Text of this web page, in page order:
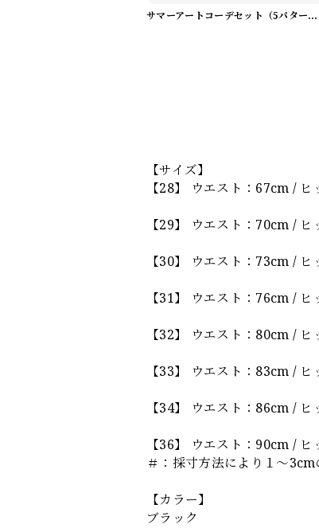
サマーアートコーデセット（5パターン） M1048
【サイズ】
【28】 ウエスト：67cm /
【29】 ウエスト：70cm /
【30】 ウエスト：73cm /
【31】 ウエスト：76cm /
【32】 ウエスト：80cm /
【33】 ウエスト：83cm /
【34】 ウエスト：86cm /
【36】 ウエスト：90cm /
＃：採寸方法により１～
【カラー】
ブラック